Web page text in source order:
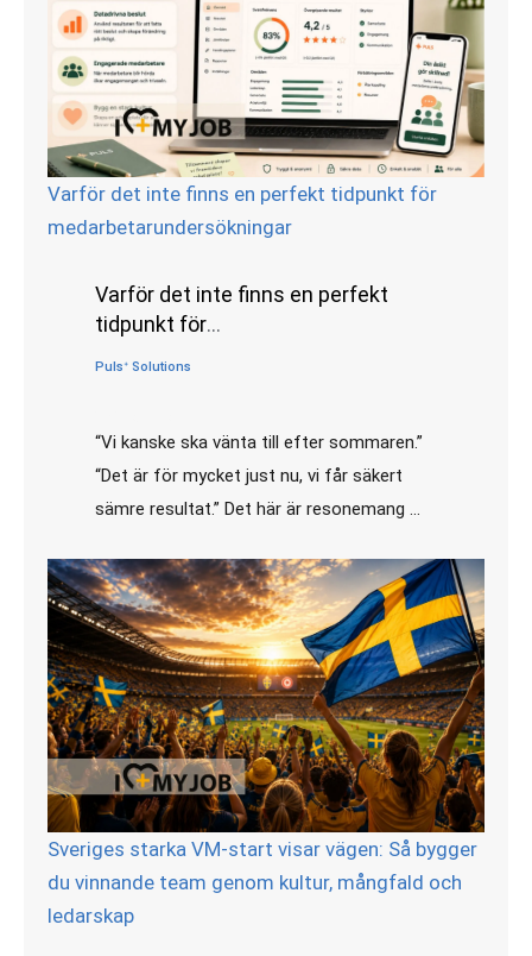
Varför det inte finns en perfekt tidpunkt för
medarbetarundersökningar
Varför det inte finns en perfekt
tidpunkt för
Pulsᐩ Solutions
“Vi kanske ska vänta till efter sommaren.”
“Det är för mycket just nu, vi får säkert
sämre resultat.” Det här är resonemang …
Sveriges starka VM-start visar vägen: Så bygger
du vinnande team genom kultur, mångfald och
ledarskap